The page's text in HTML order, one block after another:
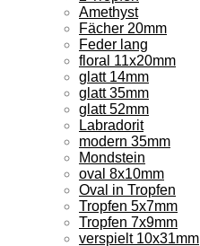
Amethyst
Fächer 20mm
Feder lang
floral 11x20mm
glatt 14mm
glatt 35mm
glatt 52mm
Labradorit
modern 35mm
Mondstein
oval 8x10mm
Oval in Tropfen
Tropfen 5x7mm
Tropfen 7x9mm
verspielt 10x31mm